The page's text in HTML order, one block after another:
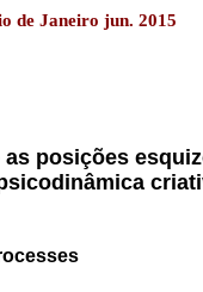
de Janeiro jun. 2015
posições